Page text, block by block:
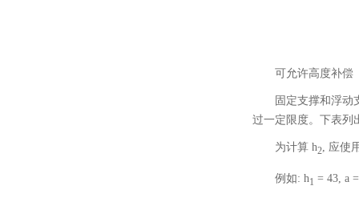
可允许高度补偿
固定支撑和浮动
过一定限度。下表列
为计算 h2, 应使
例如: h1 = 43, a